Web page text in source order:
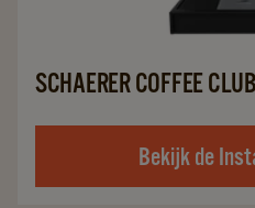
SCHAERER COFFEE
Bekijk de